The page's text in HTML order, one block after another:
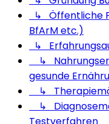
↳ Öffentliche
BfArM etc.)
↳
↳
gesunde
↳
↳